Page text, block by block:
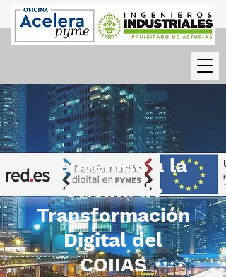
Bienvenido a la
Oficina de
Transformación
Digital del
COIIAS